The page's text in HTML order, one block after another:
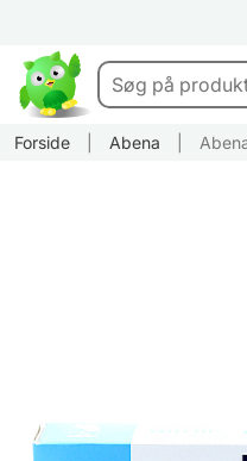
Forside Abena